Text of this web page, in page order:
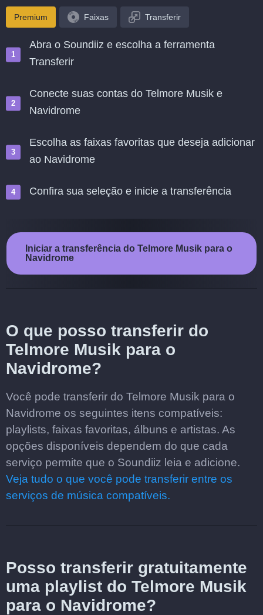
Premium Faixas Transferir
Abra o Soundiiz e escolha a ferramenta
Transferir
Conecte suas contas do Telmore Musik e
Navidrome
Escolha as faixas favoritas que deseja adicionar
ao Navidrome
Confira sua seleção e inicie a transferência
Iniciar a transferência do Telmore Musik para o
Navidrome
O que posso transferir do
Telmore Musik para o
Navidrome?
Você pode transferir do Telmore Musik para o
Navidrome os seguintes itens compatíveis:
playlists, faixas favoritas, álbuns e artistas. As
opções disponíveis dependem do que cada
serviço permite que o Soundiiz leia e adicione.
Veja tudo o que você pode transferir entre os
serviços de música compatíveis.
Posso transferir gratuitamente
uma playlist do Telmore Musik
para o Navidrome?